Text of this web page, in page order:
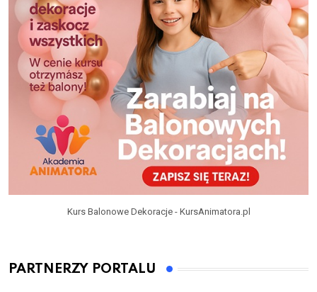
Kurs Balonowe Dekoracje - KursAnimatora.pl
PARTNERZY PORTALU